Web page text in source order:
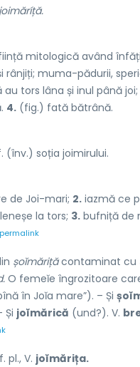
joimăríță.
mitologică având
rânjiți; muma-pădurii,
tors lâna și inul până
4. (fig.) fată bătrână.
(înv.) soția joimirului.
de Joi-mari; 2. iazmă ce
la tors; 3. bufniță de
permalink
șoĭmărițăcontaminat cu
O femeĭe îngrozitoare
în Joĭa mare”). – Și
Și joĭmărică (und?). V.
f. pl., V. joĭmărița.